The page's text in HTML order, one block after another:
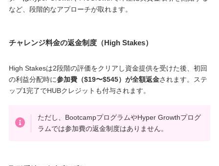
など、段階的なアプローチが取れます。
チャレンジ料金の返金制度（High Stakes）
High Stakesは2段階の評価をクリアし資金提供を受けた後、初回
の利益分配時に参加費（$19〜$545）が全額返金されます。ステ
ップ1完了でHUBクレジットも付与されます。
ただし、BootcampプログラムやHyper Growthプログ
ラムでは参加費の返金制度はありません。